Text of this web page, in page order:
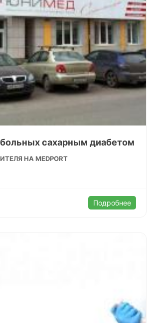
сахарным диабетом
НА MEDPORT
Подробнее